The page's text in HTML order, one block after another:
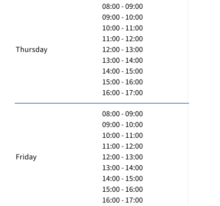
Thursday
08:00 - 09:00
09:00 - 10:00
10:00 - 11:00
11:00 - 12:00
12:00 - 13:00
13:00 - 14:00
14:00 - 15:00
15:00 - 16:00
16:00 - 17:00
Friday
08:00 - 09:00
09:00 - 10:00
10:00 - 11:00
11:00 - 12:00
12:00 - 13:00
13:00 - 14:00
14:00 - 15:00
15:00 - 16:00
16:00 - 17:00